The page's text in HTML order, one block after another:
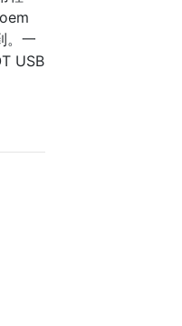
。一
USB